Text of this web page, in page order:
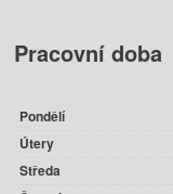
Pracovnídoba
Pondělí
Útery
Středa